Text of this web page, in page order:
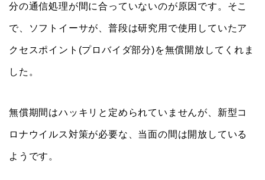
分の通信処理が間に合っていないのが原因です。そこ
で、ソフトイーサが、普段は研究用で使用していたア
クセスポイント(プロバイダ部分)を無償開放してくれま
した。
無償期間はハッキリと定められていませんが、新型コ
ロナウイルス対策が必要な、当面の間は開放している
ようです。